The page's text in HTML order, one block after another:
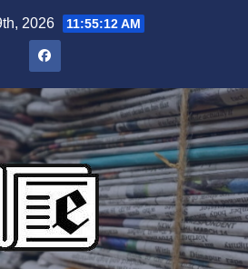
2026 11:55:13 AM